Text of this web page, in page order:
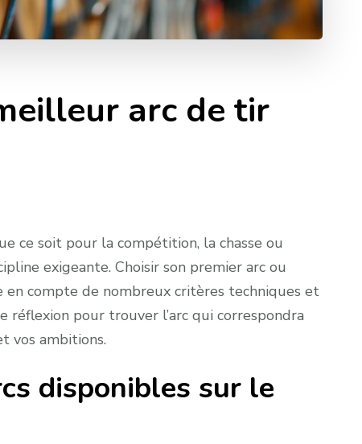
arc de tir
ce soit pour la compétition, la chasse ou
exigeante. Choisir son premier arc ou
compte de nombreux critères techniques et
réflexion pour trouver l’arc qui correspondra
vos ambitions.
disponibles sur le